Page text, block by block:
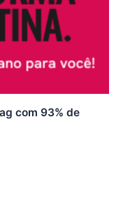
com 93% de